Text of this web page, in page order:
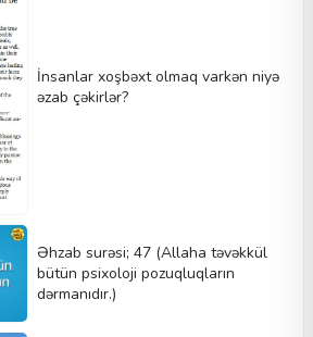
İnsanlar xoşbəxt olmaq varkən niyə
əzab çəkirlər?
Əhzab surəsi; 47 (Allaha təvəkkül
bütün psixoloji pozuqluqların
dərmanıdır.)